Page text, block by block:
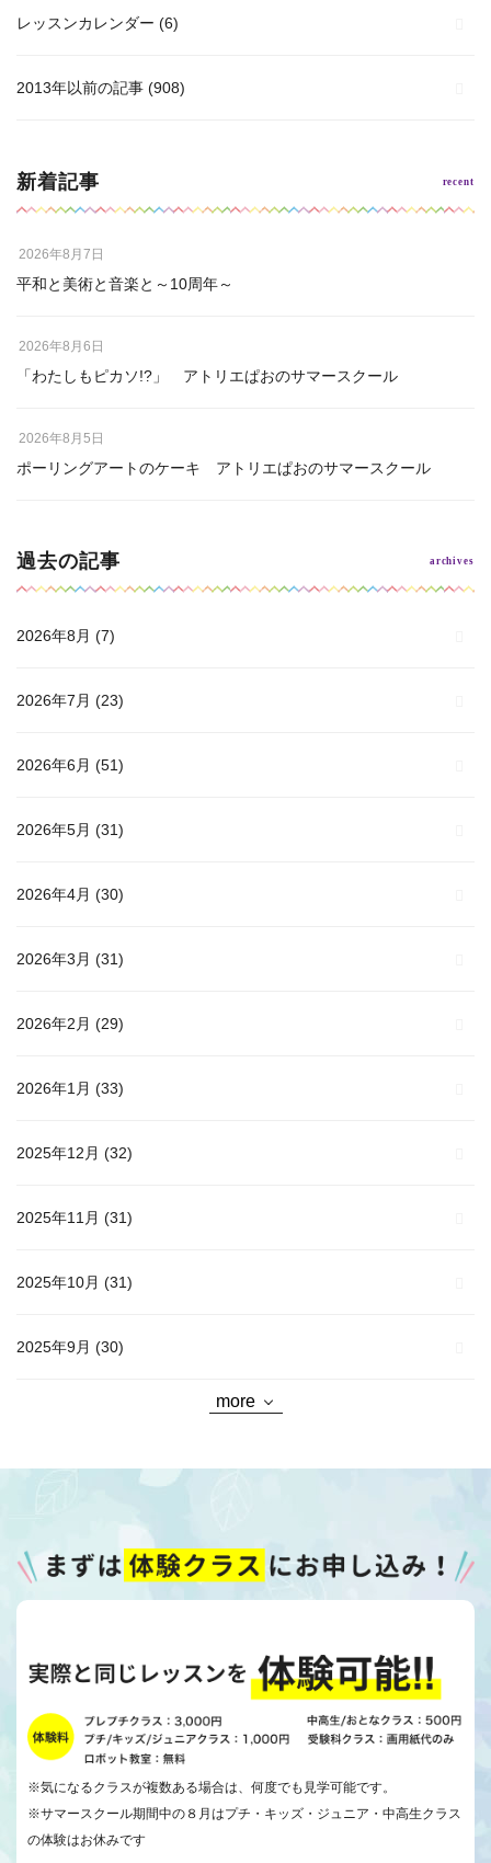
レッスンカレンダー (6)
2013年以前の記事 (908)
新着記事
平和と美術と音楽と～10周年～
2026年8月7日
「わたしもピカソ!?」 アトリエぱおのサマースクール
2026年8月6日
ポーリングアートのケーキ アトリエぱおのサマースクール
2026年8月5日
過去の記事
2026年8月 (7)
2026年7月 (23)
2026年6月 (51)
2026年5月 (31)
2026年4月 (30)
2026年3月 (31)
2026年2月 (29)
2026年1月 (33)
2025年12月 (32)
2025年11月 (31)
2025年10月 (31)
2025年9月 (30)
more
※気になるクラスが複数ある場合は、何度でも見学可能です。
※サマースクール期間中の８月はプチ・キッズ・ジュニア・中高生クラス
の体験はお休みです